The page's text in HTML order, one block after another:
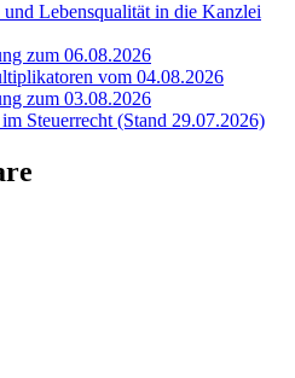
und Lebensqualität in die Kanzlei
zum 06.08.2026
vom 04.08.2026
zum 03.08.2026
Steuerrecht (Stand 29.07.2026)